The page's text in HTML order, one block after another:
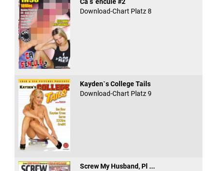
Download-Chart Platz 8
Kayden`s College Tails
Download-Chart Platz 9
Screw My Husband, Pl ...